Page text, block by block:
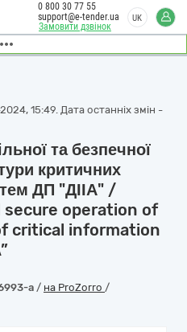
Замовити дзвінок
0 800 30 77 55
support@e-tender.ua
UK
15:49. Дата останніх змін -
та безпечної
критичних
ДП "ДІІА" /
secure operation of
critical information
a / на ProZorro /